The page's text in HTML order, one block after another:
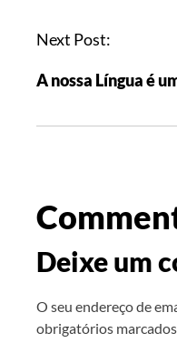
Next Post:
A nossa Língua é
Deixe um
O seu endereço de
obrigatórios